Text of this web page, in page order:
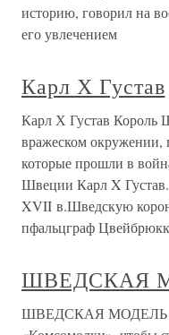
историю, говорил на
его увлечением
Карл Х Густав
Карл Х Густав Король
вражеском окружении,
которые прошли в
Швеции Карл X
XVII в.Шведскую
пфальцграф
ШВЕДСКАЯ
ШВЕДСКАЯ МОДЕЛЬ В